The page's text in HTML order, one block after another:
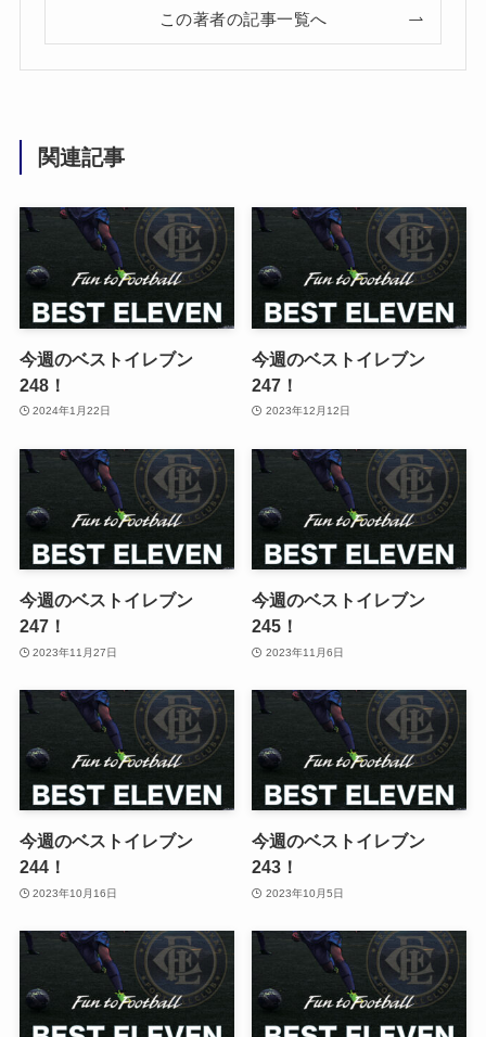
この著者の記事一覧へ
関連記事
今週のベストイレブン
248！
2024年1月22日
今週のベストイレブン
247！
2023年12月12日
今週のベストイレブン
247！
2023年11月27日
今週のベストイレブン
245！
2023年11月6日
今週のベストイレブン
244！
2023年10月16日
今週のベストイレブン
243！
2023年10月5日